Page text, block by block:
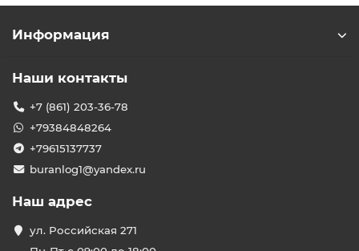
Информация
Наши контакты
+7 (861) 203-36-78
+79384848264
+79615137737
buranlog1@yandex.ru
Наш адрес
ул. Российская 271